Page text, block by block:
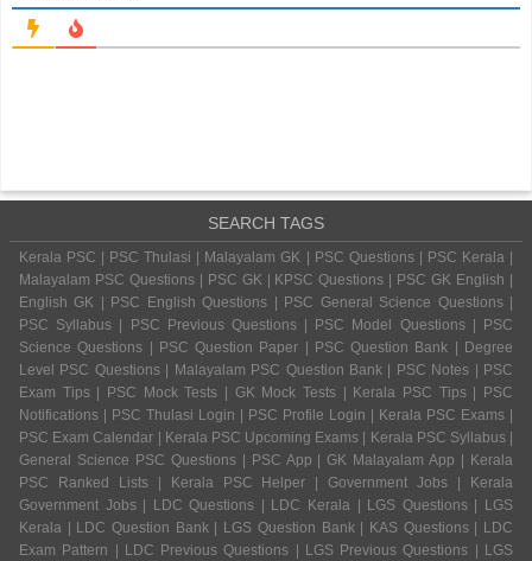
SEARCH TAGS
Kerala PSC | PSC Thulasi | Malayalam GK | PSC Questions | PSC Kerala |
Malayalam PSC Questions | PSC GK | KPSC Questions | PSC GK English |
English GK | PSC English Questions | PSC General Science Questions |
PSC Syllabus | PSC Previous Questions | PSC Model Questions | PSC
Science Questions | PSC Question Paper | PSC Question Bank | Degree
Level PSC Questions | Malayalam PSC Question Bank | PSC Notes | PSC
Exam Tips | PSC Mock Tests | GK Mock Tests | Kerala PSC Tips | PSC
Notifications | PSC Thulasi Login | PSC Profile Login | Kerala PSC Exams |
PSC Exam Calendar | Kerala PSC Upcoming Exams | Kerala PSC Syllabus |
General Science PSC Questions | PSC App | GK Malayalam App | Kerala
PSC Ranked Lists | Kerala PSC Helper | Government Jobs | Kerala
Government Jobs | LDC Questions | LDC Kerala | LGS Questions | LGS
Kerala | LDC Question Bank | LGS Question Bank | KAS Questions | LDC
Exam Pattern | LDC Previous Questions | LGS Previous Questions | LGS